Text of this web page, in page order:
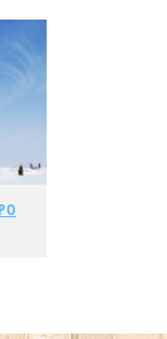
ПОЛЕ»
ПОЛЕ»